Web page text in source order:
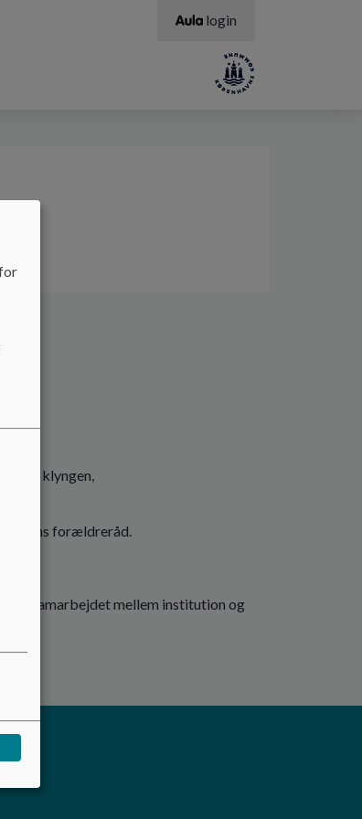
login
i klyngen,
forældreråd.
for samarbejdet mellem institution og